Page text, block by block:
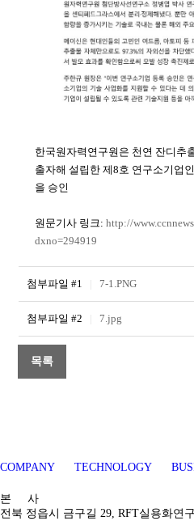
한국원자력연구원은 천연 잔디추
출자해 설립한 제8호 연구소기업
을 승인
원문기사 링크: http://
dxno=294919
첨부파일 #1 7-1.PNG
첨부파일 #2 7.jpg
COMPANY TECHNOLOGY
본 사
전북 정읍시 금구길 29, RFT실용화연